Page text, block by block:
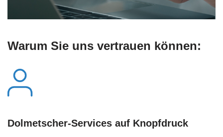
Warum Sie uns vertrauen können:
Dolmetscher-Services auf Knopfdruck